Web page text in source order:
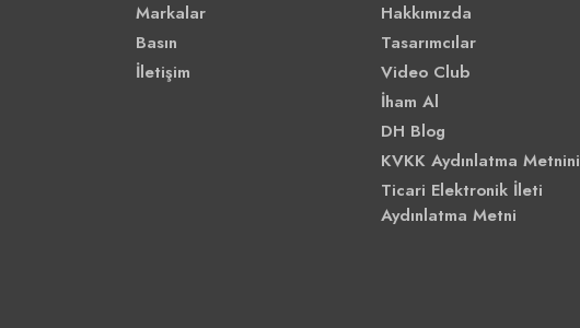
Markalar
Basın
İletişim
Hakkımızda
Tasarımcılar
Video Club
İham Al
DH Blog
KVKK Aydınlatma Metnini
Ticari Elektronik İleti
Aydınlatma Metni